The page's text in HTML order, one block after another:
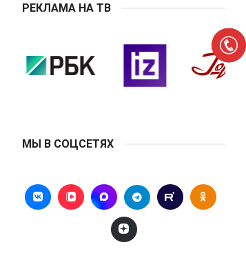
РЕКЛАМА НА ТВ
МЫ В СОЦСЕТЯХ